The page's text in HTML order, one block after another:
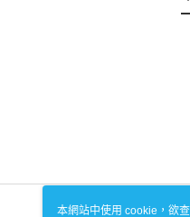
本網站中使用 cookie，欲